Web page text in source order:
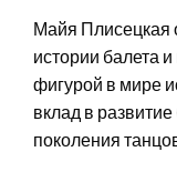
Майя Плисецкая
истории балета
фигурой в мире
вклад в
поколения